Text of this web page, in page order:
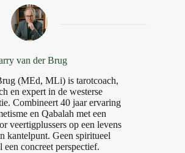
van der Brug
(MEd, MLi) is tarotcoach,
en expert in de westerse
Combineert 40 jaar ervaring
en Qabalah met een
veertigplussers op een levens
kantelpunt. Geen spiritueel
een concreet perspectief.